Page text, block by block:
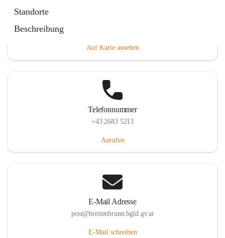
Standorte
Beschreibung
Auf Karte ansehen
Telefonnummer
+43 2683 5213
Anrufen
E-Mail Adresse
post@breitenbrunn.bgld.gv.at
E-Mail schreiben